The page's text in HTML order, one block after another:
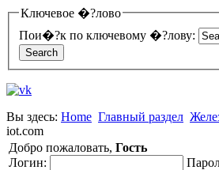
Ключевое �?лово
Пои�?к по ключевому �?лову:
Вы здесь: Home Главный раздел
iot.com
Добро пожаловать, Гость
Логин: